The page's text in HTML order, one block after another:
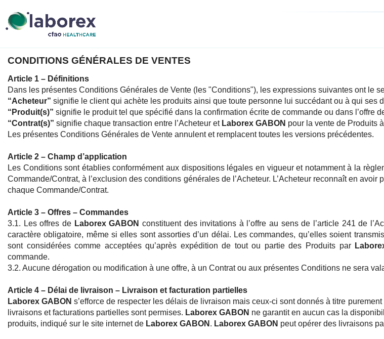
CONDITIONS GÉNÉRALES DE VENTES
Article 1 – Définitions
Dans les présentes Conditions Générales de Vente (les "Conditions"), les expressions suivantes ont le
“Acheteur” signifie le client qui achète les produits ainsi que toute personne lui succédant ou à qui ses
“Produit(s)” signifie le produit tel que spécifié dans la confirmation écrite de commande ou dans l’offre
“Contrat(s)” signifie chaque transaction entre l’Acheteur et Laborex GABON pour la vente de Produits
Les présentes Conditions Générales de Vente annulent et remplacent toutes les versions précédentes.
Article 2 – Champ d’application
Les Conditions sont établies conformément aux dispositions légales en vigueur et notamment à la
Commande/Contrat, à l’exclusion des conditions générales de l’Acheteur. L’Acheteur reconnaît en
chaque Commande/Contrat.
Article 3 – Offres – Commandes
3.1. Les offres de Laborex GABON constituent des invitations à l’offre au sens de l’article 241 de
caractère obligatoire, même si elles sont assorties d’un délai. Les commandes, qu’elles soient
sont considérées comme acceptées qu’après expédition de tout ou partie des Produits par
commande.
3.2. Aucune dérogation ou modification à une offre, à un Contrat ou aux présentes Conditions ne sera
Article 4 – Délai de livraison – Livraison et facturation partielles
Laborex GABON s’efforce de respecter les délais de livraison mais ceux-ci sont donnés à titre
livraisons et facturations partielles sont permises. Laborex GABON ne garantit en aucun cas la
produits, indiqué sur le site internet de Laborex GABON . Laborex GABON peut opérer des livraisons